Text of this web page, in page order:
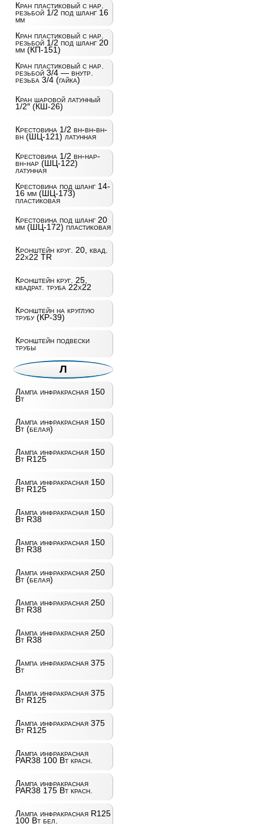
Кран пластиковый с нар.
резьбой 1/2 под шланг 16
мм
Кран пластиковый с нар.
резьбой 1/2 под шланг 20
мм (КП-151)
Кран пластиковый с нар.
резьбой 3/4 — внутр.
резьба 3/4 (гайка)
Кран шаровой латунный
1/2″ (КШ-26)
Крестовина 1/2 вн-вн-вн-
вн (ШЦ-121) латунная
Крестовина 1/2 вн-нар-
вн-нар (ШЦ-122)
латунная
Крестовина под шланг 14-
16 мм (ШЦ-173)
пластиковая
Крестовина под шланг 20
мм (ШЦ-172) пластиковая
Кронштейн круг. 20, квад.
22х22 TR
Кронштейн круг. 25,
квадрат. труба 22х22
Кронштейн на круглую
трубу (КР-39)
Кронштейн подвески
трубы
Л
Лампа инфракрасная 150
Вт
Лампа инфракрасная 150
Вт (белая)
Лампа инфракрасная 150
Вт R125
Лампа инфракрасная 150
Вт R125
Лампа инфракрасная 150
Вт R38
Лампа инфракрасная 150
Вт R38
Лампа инфракрасная 250
Вт (белая)
Лампа инфракрасная 250
Вт R38
Лампа инфракрасная 250
Вт R38
Лампа инфракрасная 375
Вт
Лампа инфракрасная 375
Вт R125
Лампа инфракрасная 375
Вт R125
Лампа инфракрасная
PAR38 100 Вт красн.
Лампа инфракрасная
PAR38 175 Вт красн.
Лампа инфракрасная R125
100 Вт бел.